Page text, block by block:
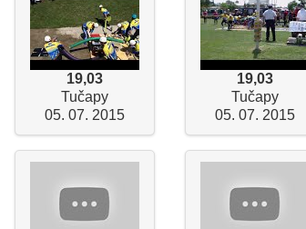
19,03
Tučapy
05. 07. 2015
19,03
Tučapy
05. 07. 2015